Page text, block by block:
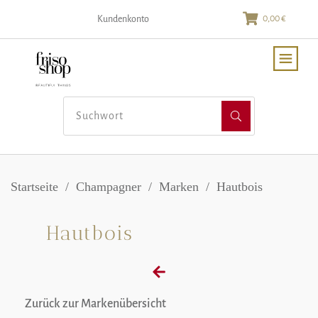
Kundenkonto 0,00 €
Startseite / Champagner / Marken / Hautbois
Hautbois
Zurück zur Markenübersicht